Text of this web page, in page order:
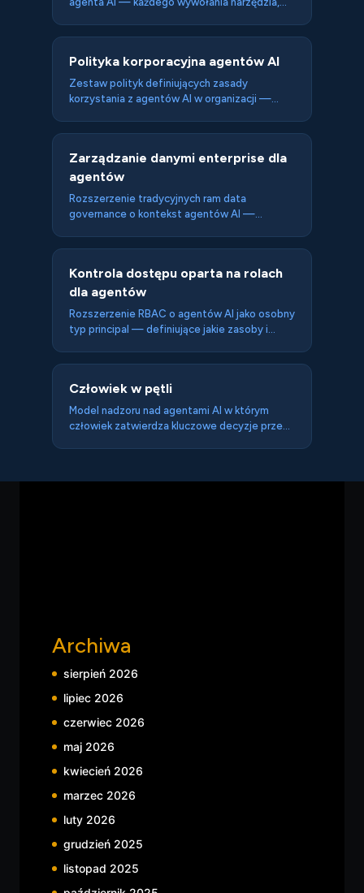
i accountability. Wymóg dla agentów
działających w regulowanych branżach.
Polityka korporacyjna agentów AI
Zestaw polityk definiujących zasady
korzystania z agentów AI w organizacji —
bezpieczeństwa IT dla ery agentów.
Zarządzanie danymi enterprise dla
agentów
Rozszerzenie tradycyjnych ram data
governance o kontekst agentów AI —
agenty i compliance z GDPR w kontekście
autonomicznego przetwarzania przez AI.
Kontrola dostępu oparta na rolach
dla agentów
Rozszerzenie RBAC o agentów AI jako osobny
typ principal — definiujące jakie zasoby i
promptu) jest odporny na permission
injection.
Człowiek w pętli
Model nadzoru nad agentami AI w którym
człowiek zatwierdza kluczowe decyzje przed
Archiwa
sierpień 2026
lipiec 2026
czerwiec 2026
maj 2026
kwiecień 2026
marzec 2026
luty 2026
grudzień 2025
listopad 2025